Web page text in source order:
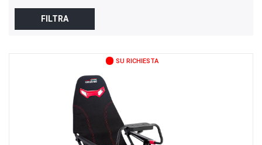
FILTRA
SU RICHIESTA